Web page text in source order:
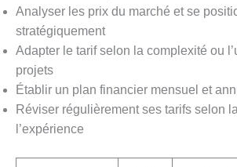
Analyser les prix du marché et se
stratégiquement
Adapter le tarif selon la complexité ou
projets
Établir un plan financier mensuel et
Réviser régulièrement ses tarifs selon
l’expérience